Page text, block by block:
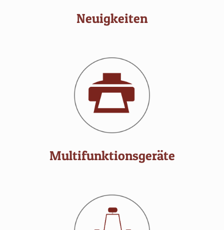
Neuigkeiten
Multifunktionsgeräte